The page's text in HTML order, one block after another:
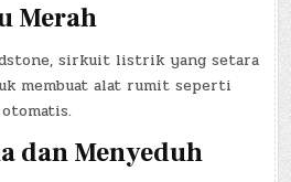
Merah
sirkuit listrik yang setara
membuat alat rumit seperti
dan Menyeduh